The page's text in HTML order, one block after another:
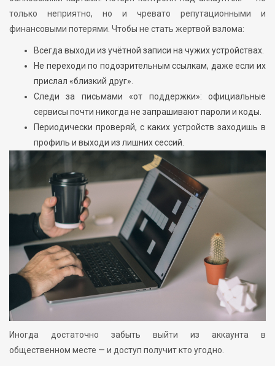
только неприятно, но и чревато репутационными и
финансовыми потерями. Чтобы не стать жертвой взлома:
Всегда выходи из учётной записи на чужих устройствах.
Не переходи по подозрительным ссылкам, даже если их
прислал «близкий друг».
Следи за письмами «от поддержки»: официальные
сервисы почти никогда не запрашивают пароли и коды.
Периодически проверяй, с каких устройств заходишь в
профиль и выходи из лишних сессий.
Иногда достаточно забыть выйти из аккаунта в
общественном месте — и доступ получит кто угодно.